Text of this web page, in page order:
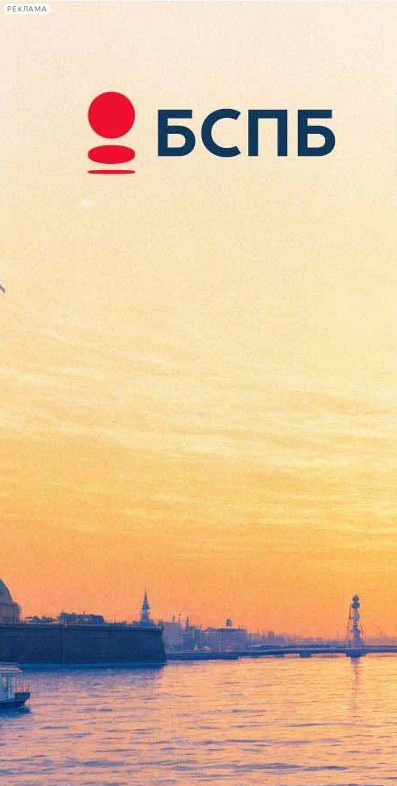
РЕКЛАМА
Сегодня:
2026.08.09
17:28
Афиша Plus
Триллер про маньяка-убийцу
с Энтони Хопкинсом и
Колином Фареллом выйдет
осенью 2016-го
Версия для печати
Криминальная драма "Утешение", посвященная ликвидации
серийного убийцы, выйдет на экраны 2 сентября – об этом
сообщает The Variety. Напомним, что предыдущей датой
релиза долгожданной картины с участием Энтони Хопкинса и
Колина Фарелла называлось 3 сентября 2015 года.
"Утешение" рассказывает историю противостояния ушедшего